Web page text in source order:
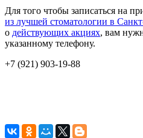
Для того чтобы записаться на
из лучшей стоматологии в
о действующих акциях, вам
указанному телефону.
+7 (921) 903-19-88